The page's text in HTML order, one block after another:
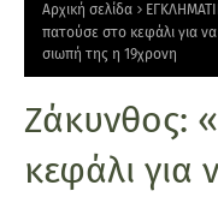
Αρχική σελίδα
πατούσε στο κεφάλι για
σιωπή της η 19χρονη
Ζάκυνθος:
κεφάλι για